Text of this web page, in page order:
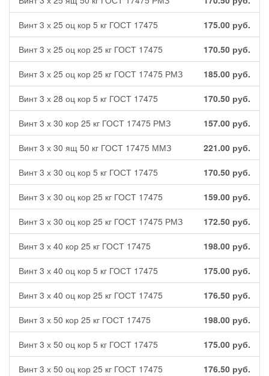
Винт 3 х 25 оц кор 5 кг ГОСТ 17475 175.00 руб.
Винт 3 х 25 оц кор 25 кг ГОСТ 17475 170.50 руб.
Винт 3 х 25 оц кор 25 кг ГОСТ 17475 РМЗ 185.00 руб.
Винт 3 х 28 оц кор 5 кг ГОСТ 17475 170.50 руб.
Винт 3 х 30 кор 25 кг ГОСТ 17475 РМЗ 157.00 руб.
Винт 3 х 30 ящ 50 кг ГОСТ 17475 ММЗ 221.00 руб.
Винт 3 х 30 оц кор 5 кг ГОСТ 17475 170.50 руб.
Винт 3 х 30 оц кор 25 кг ГОСТ 17475 159.00 руб.
Винт 3 х 30 оц кор 25 кг ГОСТ 17475 РМЗ 172.50 руб.
Винт 3 х 40 кор 25 кг ГОСТ 17475 198.00 руб.
Винт 3 х 40 оц кор 5 кг ГОСТ 17475 175.00 руб.
Винт 3 х 40 оц кор 25 кг ГОСТ 17475 176.50 руб.
Винт 3 х 50 кор 25 кг ГОСТ 17475 198.00 руб.
Винт 3 х 50 оц кор 5 кг ГОСТ 17475 175.00 руб.
Винт 3 х 50 оц кор 25 кг ГОСТ 17475 176.50 руб.